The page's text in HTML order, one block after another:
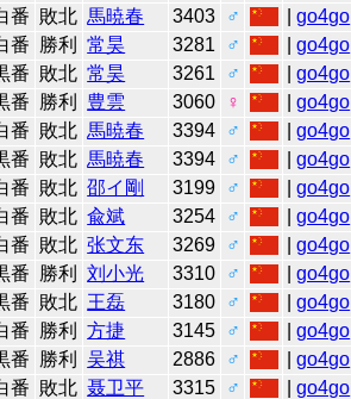
番 敗北 馬暁春 3403 ♂ |go4go
番 勝利 常昊 3281 ♂ |go4go
番 敗北 常昊 3261 ♂ |go4go
番 勝利 豊雲 3060 ♀ |go4go
番 敗北 馬暁春 3394 ♂ |go4go
番 敗北 馬暁春 3394 ♂ |go4go
番 敗北 邵イ剛 3199 ♂ |go4go
番 敗北 兪斌 3254 ♂ |go4go
番 敗北 张文东 3269 ♂ |go4go
番 勝利 刘小光 3310 ♂ |go4go
番 敗北 王磊 3180 ♂ |go4go
番 勝利 方捷 3145 ♂ |go4go
番 勝利 吴祺 2886 ♂ |go4go
番 敗北 聂卫平 3315 ♂ |go4go